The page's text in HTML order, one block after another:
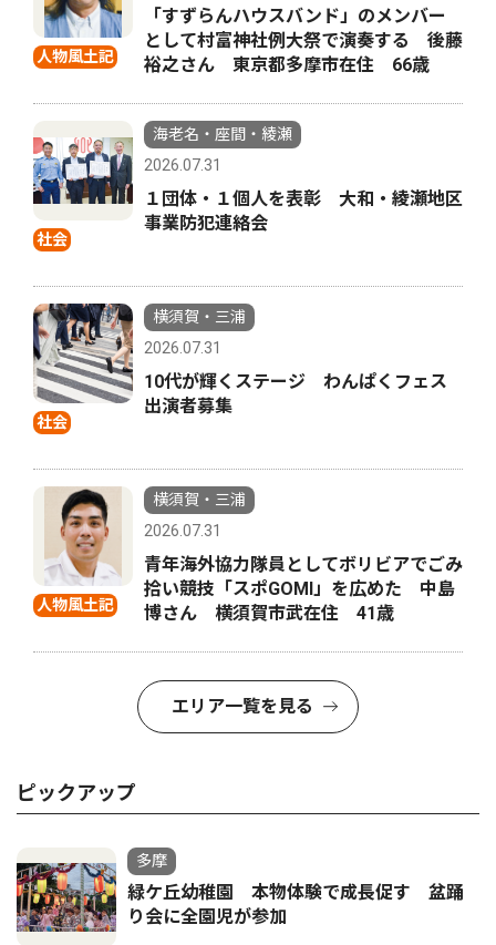
人物風土記
「すずらんハウスバンド」のメンバー
として村富神社例大祭で演奏する 後藤
裕之さん 東京都多摩市在住 66歳
社会
海老名・座間・綾瀬
2026.07.31
１団体・１個人を表彰 大和・綾瀬地区
事業防犯連絡会
社会
横須賀・三浦
2026.07.31
10代が輝くステージ わんぱくフェス
出演者募集
人物風土記
横須賀・三浦
2026.07.31
青年海外協力隊員としてボリビアでごみ
拾い競技「スポGOMI」を広めた 中島
博さん 横須賀市武在住 41歳
エリア一覧を見る
ピックアップ
多摩
緑ケ丘幼稚園 本物体験で成長促す 盆踊
り会に全園児が参加